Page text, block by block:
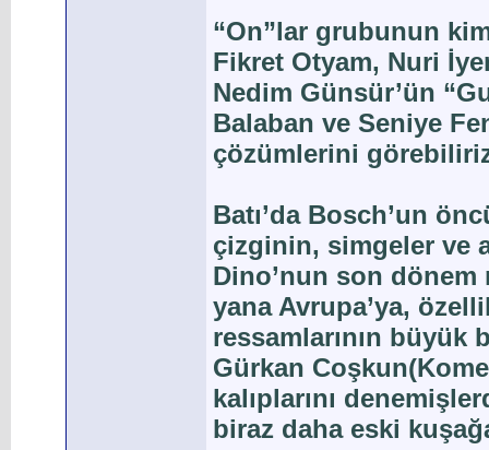
“On”lar grubunun
Fikret Otyam, Nuri
Nedim Günsür’ün
Balaban ve Seniye
çözümlerini
Batı’da Bosch’un
çizginin, simgeler ve
Dino’nun son
yana Avrupa’ya,
ressamlarının büyük
Gürkan
kalıplarını
biraz daha eski